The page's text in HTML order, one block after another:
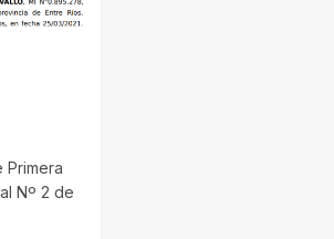
Primera
Nº 2 de